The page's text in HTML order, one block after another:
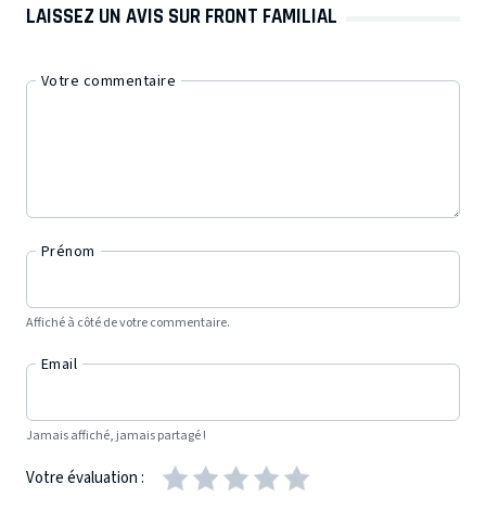
LAISSEZ UN AVIS SUR FRONT FAMILIAL
Votre commentaire
Prénom
Affiché à côté de votre commentaire.
Email
Jamais affiché, jamais partagé !
Votre évaluation :